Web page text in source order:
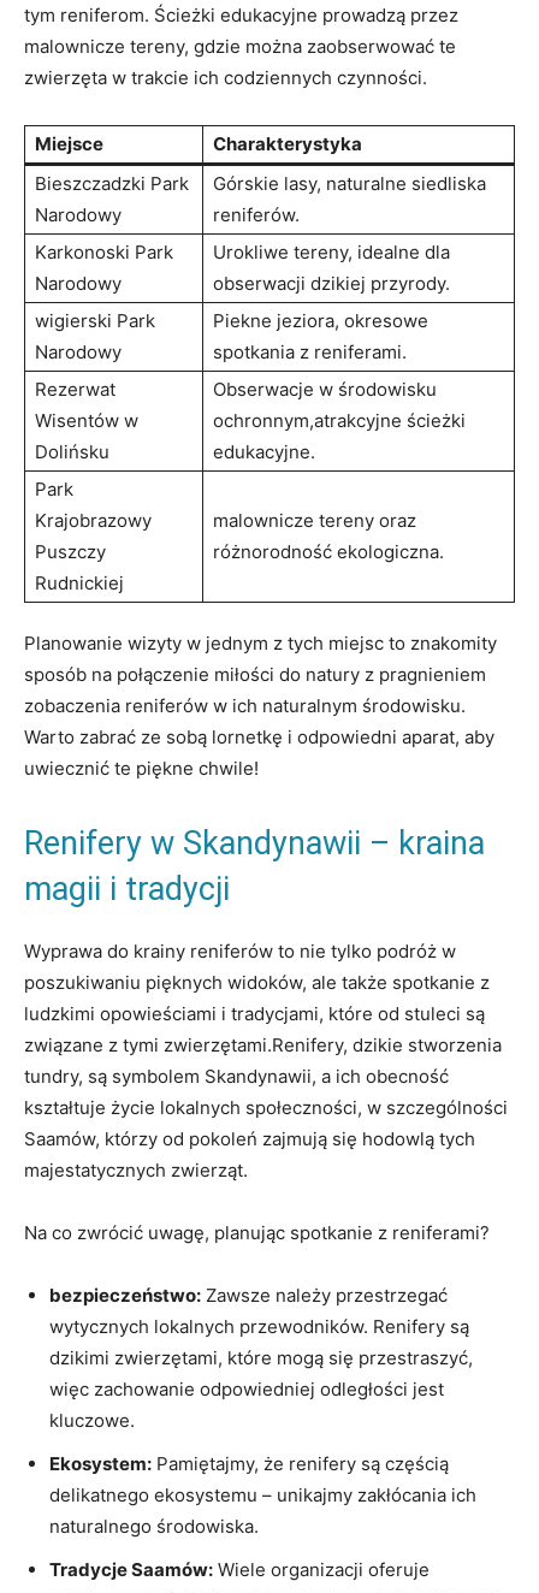
tym reniferom. Ścieżki edukacyjne prowadzą przez
malownicze tereny, gdzie można zaobserwować te
zwierzęta w trakcie ich codziennych czynności.
Miejsce
Charakterystyka
Bieszczadzki Park
Narodowy
Górskie lasy, naturalne siedliska
reniferów.
Karkonoski Park
Narodowy
Urokliwe tereny, idealne dla
obserwacji dzikiej przyrody.
wigierski Park
Narodowy
Piekne jeziora, okresowe
spotkania z reniferami.
Rezerwat
Wisentów w
Dolińsku
Obserwacje w środowisku
ochronnym,atrakcyjne ścieżki
edukacyjne.
Park
Krajobrazowy
Puszczy
Rudnickiej
malownicze tereny oraz
różnorodność ekologiczna.
Planowanie wizyty w jednym z tych miejsc to znakomity
sposób na połączenie miłości do natury z pragnieniem
zobaczenia reniferów w ich naturalnym środowisku.
Warto zabrać ze sobą lornetkę i odpowiedni aparat, aby
uwiecznić te piękne chwile!
Renifery w Skandynawii – kraina
magii i tradycji
Wyprawa do krainy reniferów to nie tylko podróż w
poszukiwaniu pięknych widoków, ale także spotkanie z
ludzkimi opowieściami i tradycjami, które od stuleci są
związane z tymi zwierzętami.Renifery, dzikie stworzenia
tundry, są symbolem Skandynawii, a ich obecność
kształtuje życie lokalnych społeczności, w szczególności
Saamów, którzy od pokoleń zajmują się hodowlą tych
majestatycznych zwierząt.
Na co zwrócić uwagę, planując spotkanie z reniferami?
bezpieczeństwo: Zawsze należy przestrzegać
wytycznych lokalnych przewodników. Renifery są
dzikimi zwierzętami, które mogą się przestraszyć,
więc zachowanie odpowiedniej odległości jest
kluczowe.
Ekosystem: Pamiętajmy, że renifery są częścią
delikatnego ekosystemu – unikajmy zakłócania ich
naturalnego środowiska.
Tradycje Saamów: Wiele organizacji oferuje